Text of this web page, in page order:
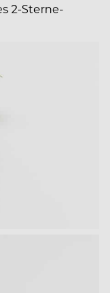
2-Sterne-